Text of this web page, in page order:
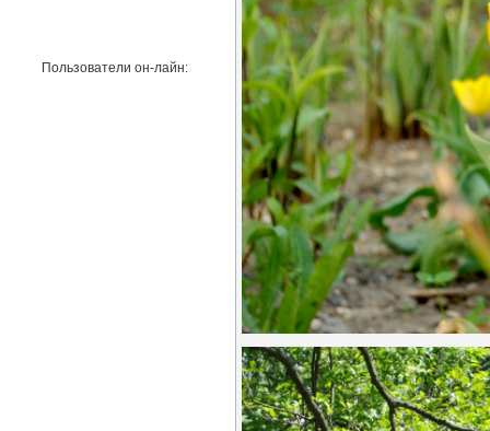
Пользователи он-лайн: